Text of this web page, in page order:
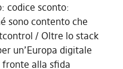
codice sconto:
sono contento che
Oltre lo stack
un’Europa digitale
fronte alla sfida